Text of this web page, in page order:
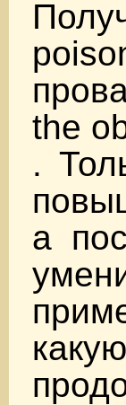
the
.
а